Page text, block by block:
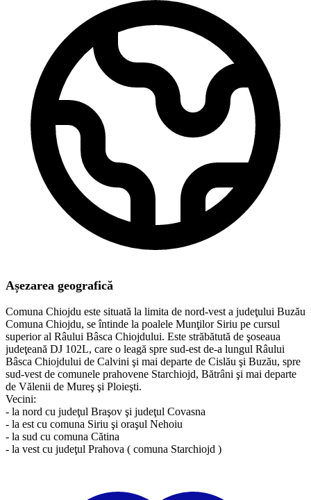
Așezarea geografică
Comuna Chiojdu este situată la limita de nord-vest a judeţului Buzău
Comuna Chiojdu, se întinde la poalele Munţilor Siriu pe cursul
superior al Râului Bâsca Chiojdului. Este străbătută de şoseaua
judeţeană DJ 102L, care o leagă spre sud-est de-a lungul Râului
Bâsca Chiojdului de Calvini şi mai departe de Cislău şi Buzău, spre
sud-vest de comunele prahovene Starchiojd, Bătrâni şi mai departe
de Vălenii de Mureş şi Ploieşti.
Vecini:
- la nord cu judeţul Braşov şi judeţul Covasna
- la est cu comuna Siriu şi oraşul Nehoiu
- la sud cu comuna Cătina
- la vest cu judeţul Prahova ( comuna Starchiojd )